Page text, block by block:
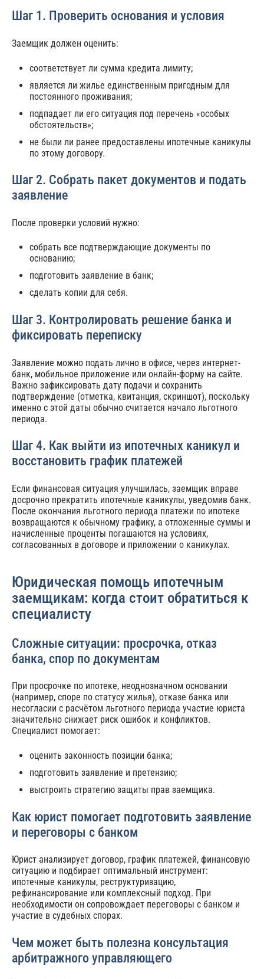
Шаг 1. Проверить основания и условия
Заемщик должен оценить:
соответствует ли сумма кредита лимиту;
является ли жилье единственным пригодным для
постоянного проживания;
подпадает ли его ситуация под перечень «особых
обстоятельств»;
не были ли ранее предоставлены ипотечные каникулы
по этому договору.
Шаг 2. Собрать пакет документов и подать
заявление
После проверки условий нужно:
собрать все подтверждающие документы по
основанию;
подготовить заявление в банк;
сделать копии для себя.
Шаг 3. Контролировать решение банка и
фиксировать переписку
Заявление можно подать лично в офисе, через интернет-
банк, мобильное приложение или онлайн-форму на сайте.
Важно зафиксировать дату подачи и сохранить
подтверждение (отметка, квитанция, скриншот), поскольку
именно с этой даты обычно считается начало льготного
периода.
Шаг 4. Как выйти из ипотечных каникул и
восстановить график платежей
Если финансовая ситуация улучшилась, заемщик вправе
досрочно прекратить ипотечные каникулы, уведомив банк.
После окончания льготного периода платежи по ипотеке
возвращаются к обычному графику, а отложенные суммы и
начисленные проценты погашаются на условиях,
согласованных в договоре и приложении о каникулах.
Юридическая помощь ипотечным
заемщикам: когда стоит обратиться к
специалисту
Сложные ситуации: просрочка, отказ
банка, спор по документам
При просрочке по ипотеке, неоднозначном основании
(например, споре по статусу жилья), отказе банка или
несогласии с расчётом льготного периода участие юриста
значительно снижает риск ошибок и конфликтов.
Специалист помогает:
оценить законность позиции банка;
подготовить заявление и претензию;
выстроить стратегию защиты прав заемщика.
Как юрист помогает подготовить заявление
и переговоры с банком
Юрист анализирует договор, график платежей, финансовую
ситуацию и подбирает оптимальный инструмент:
ипотечные каникулы, реструктуризацию,
рефинансирование или комплексный подход. При
необходимости он сопровождает переговоры с банком и
участие в судебных спорах.
Чем может быть полезна консультация
арбитражного управляющего